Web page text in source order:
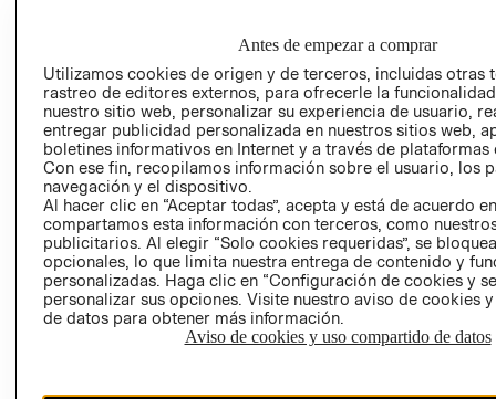
PROGRAMA DE
TRANSPARENCIA
Y ÉTICA (INGLÉS)
DE INDUSTRIA Y
PETICIONES
QUEJAS Y
RECLAMOS
Colombia ($)
CAMBIAR REGIÓN
RECIÉN NACIDO
NOVEDADES
Antes de empezar a comprar
Utilizamos cookies de origen y de terceros, incluidas otras
rastreo de editores externos, para ofrecerle la
nuestro sitio web, personalizar su experiencia de usuario,
entregar publicidad personalizada en nuestros sitios web,
boletines informativos en Internet y a través de plataformas
Con ese fin, recopilamos información sobre el usuario, los
navegación y el dispositivo.
Al hacer clic en “Aceptar todas”, acepta y está de acuerdo
compartamos esta información con terceros, como
publicitarios. Al elegir “Solo cookies requeridas”, se
opcionales, lo que limita nuestra entrega de contenido y
personalizadas. Haga clic en “Configuración de cookies y
personalizar sus opciones. Visite nuestro aviso de cookies
de datos para obtener más información.
Aviso de cookies y uso compartido de datos